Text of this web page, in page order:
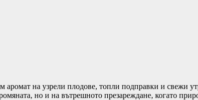
аромат на узрели плодове, топли подправки и свежи
но и на вътрешното презареждане, когато